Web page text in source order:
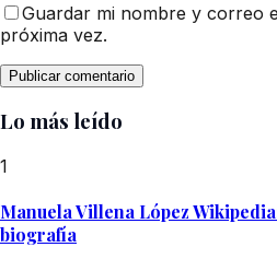
Guardar mi nombre y correo
próxima vez.
Lo más leído
1
Manuela Villena López
biografía